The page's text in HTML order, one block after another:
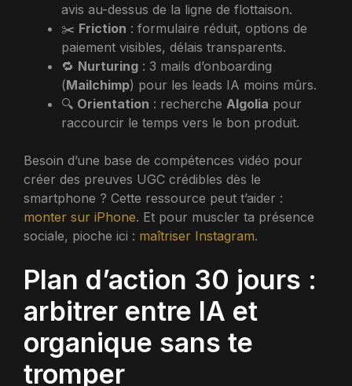
avis au-dessus de la ligne de flottaison.
✂️ Friction : formulaire réduit, options de
paiement visibles, délais transparents.
🔁 Nurturing : 3 mails d’onboarding
(Mailchimp) pour les leads IA moins mûrs.
🔍 Orientation : recherche Algolia pour
raccourcir le temps vers le bon produit.
Besoin d’une base de compétences vidéo pour
créer des preuves UGC crédibles dès le
smartphone ? Cette ressource peut t’aider :
monter sur iPhone. Et pour muscler ta présence
sociale, pioche ici : maîtriser Instagram.
Plan d’action 30 jours :
arbitrer entre IA et
organique sans te
tromper